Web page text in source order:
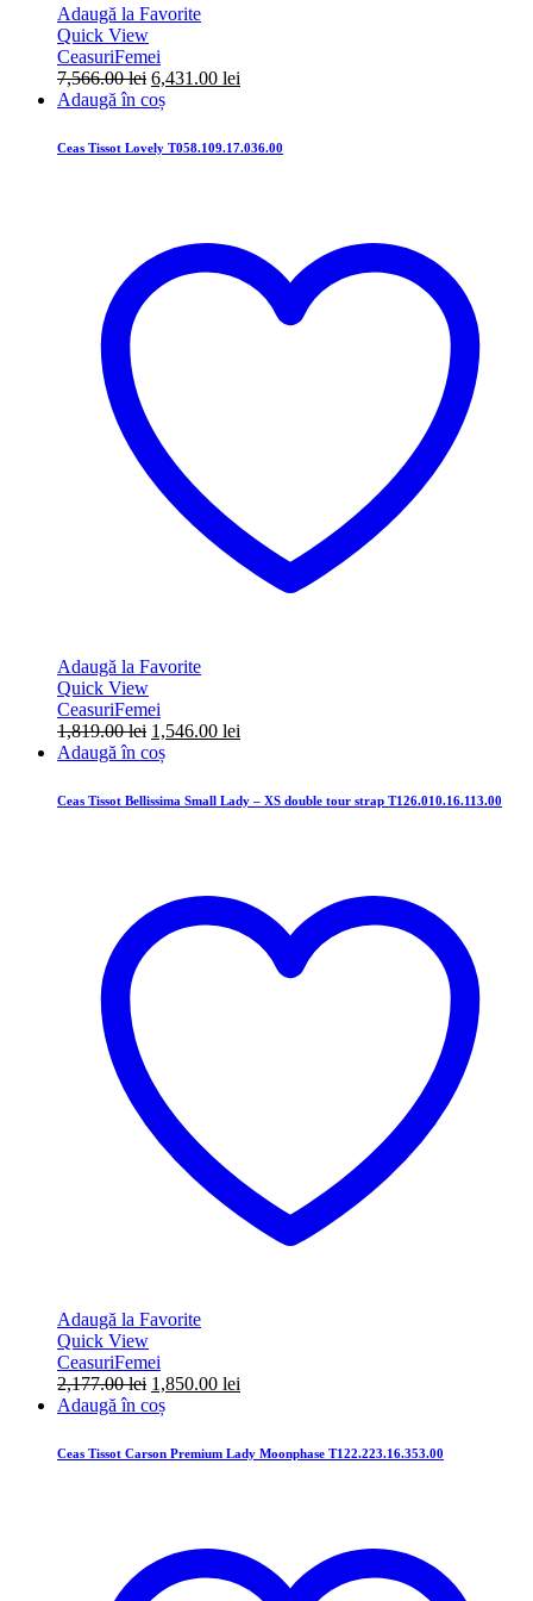
Adaugă la Favorite
Quick View
CeasuriFemei
7,566.00lei Prețul
inițial
fost:
6,431.00 lei
6,431.00 lei.
Adaugă în coș
Ceas Tissot Lovely T058.109.17.036.00
Adaugă la Favorite
Quick View
CeasuriFemei
1,819.00lei Prețul
inițial
fost:
1,546.00 lei
1,546.00 lei.
Adaugă în coș
Ceas Tissot Bellissima Small Lady – XS double tour strap T126.010.16.113.00
Adaugă la Favorite
Quick View
CeasuriFemei
2,177.00lei Prețul
inițial
fost:
1,850.00 lei
1,850.00 lei.
Adaugă în coș
Ceas Tissot Carson Premium Lady Moonphase T122.223.16.353.00